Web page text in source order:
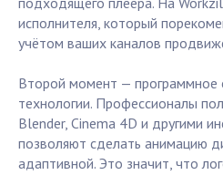
исполнителя, который
учётом ваших каналов
Второй момент — программное
технологии. Профессионалы
Blender, Cinema 4D и другими
позволяют сделать анимацию
адаптивной. Это значит, что